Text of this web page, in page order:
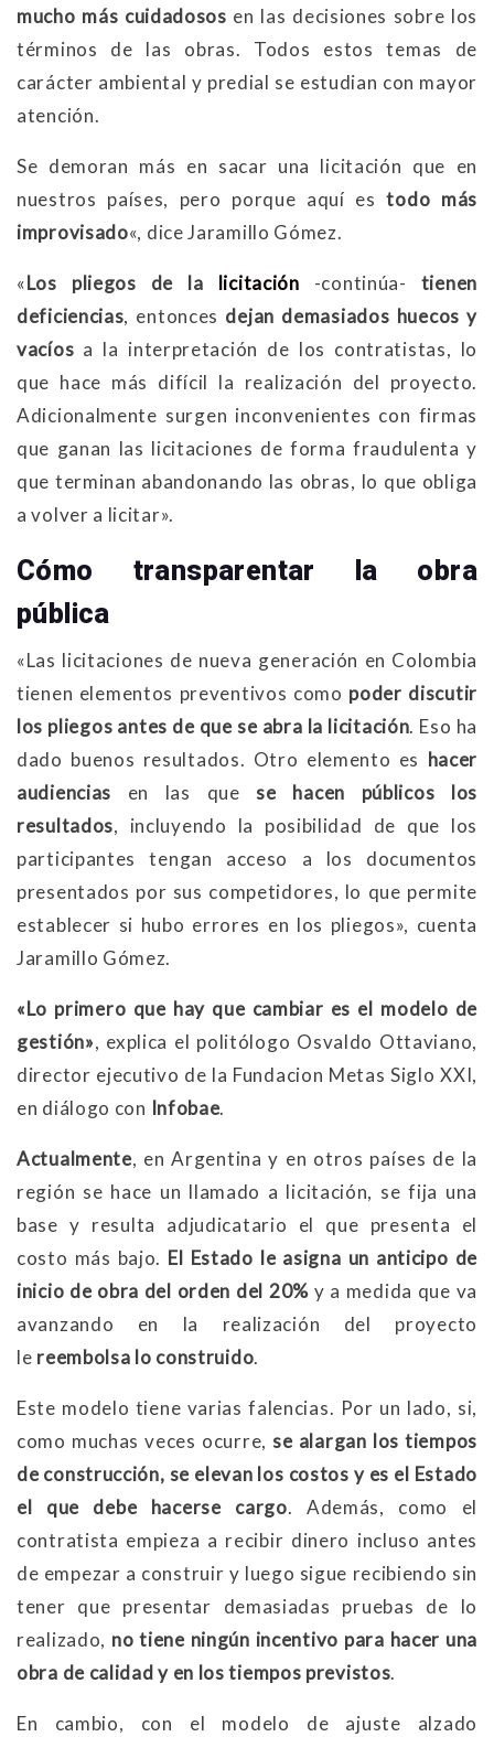
mucho más cuidadosos en las decisiones sobre los
términos de las obras. Todos estos temas de
carácter ambiental y predial se estudian con mayor
atención.
Se demoran más en sacar una licitación que en
nuestros países, pero porque aquí estodo más
improvisado«, dice Jaramillo Gómez.
«Los pliegos de la licitación -continúa- tienen
deficiencias, entonces dejan demasiados huecos y
vacíos a la interpretación de los contratistas, lo
que hace más difícil la realización del proyecto.
Adicionalmente surgen inconvenientes con firmas
que ganan las licitaciones de forma fraudulenta y
que terminan abandonando las obras, lo que obliga
a volver a licitar».
Cómo transparentar la obra
pública
«Las licitaciones de nueva generación en Colombia
tienen elementos preventivos como poder discutir
los pliegos antes de que se abra la licitación. Eso ha
dado buenos resultados. Otro elemento es hacer
audiencias en las que se hacen públicos los
resultados, incluyendo la posibilidad de que los
participantes tengan acceso a los documentos
presentados por sus competidores, lo que permite
establecer si hubo errores en los pliegos», cuenta
Jaramillo Gómez.
«Lo primero que hay que cambiar es el modelo de
gestión», explica el politólogo Osvaldo Ottaviano,
director ejecutivo de la Fundacion Metas Siglo XXI,
en diálogo con Infobae.
Actualmente, en Argentina y en otros países de la
región se hace un llamado a licitación, se fija una
base y resulta adjudicatario el que presenta el
costo más bajo. El Estado le asigna un anticipo de
inicio de obra del orden del 20%y a medida que va
avanzando en la realización del proyecto
le reembolsa lo construido.
Este modelo tiene varias falencias. Por un lado, si,
como muchas veces ocurre, se alargan los tiempos
de construcción, se elevan los costos y es el Estado
el que debe hacerse cargo. Además, como el
contratista empieza a recibir dinero incluso antes
de empezar a construir y luego sigue recibiendo sin
tener que presentar demasiadas pruebas de lo
realizado, no tiene ningún incentivo para hacer una
obra de calidad y en los tiempos previstos.
En cambio, con el modelo de ajuste alzado